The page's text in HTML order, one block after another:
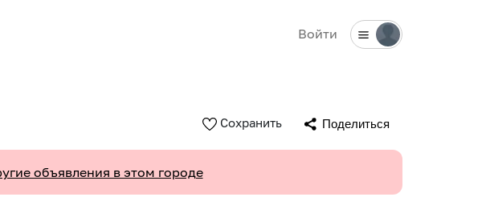
Войти
Сохранить Поделиться
объявления в этом городе